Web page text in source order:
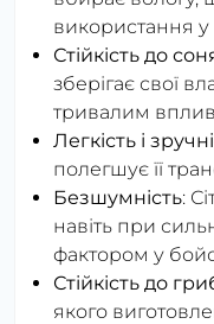
використання
Стійкість до
зберігає свої
тривалим
Легкість і
полегшує її
Безшумність:
навіть при
фактором у
Стійкість до
якого